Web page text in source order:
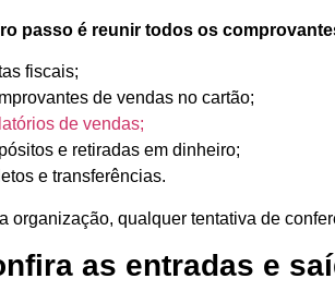
passo é reunir todos os
fiscais;
de vendas no cartão;
de vendas;
e retiradas em dinheiro;
e transferências.
organização, qualquer tentativa de
as entradas e